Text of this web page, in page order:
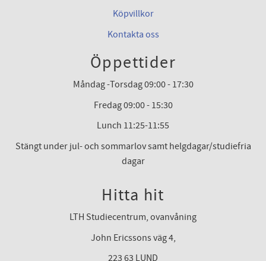
Köpvillkor
Kontakta oss
Öppettider
Måndag -Torsdag 09:00 - 17:30
Fredag 09:00 - 15:30
Lunch 11:25-11:55
Stängt under jul- och sommarlov samt helgdagar/studiefria
dagar
Hitta hit
LTH Studiecentrum, ovanvåning
John Ericssons väg 4,
223 63 LUND